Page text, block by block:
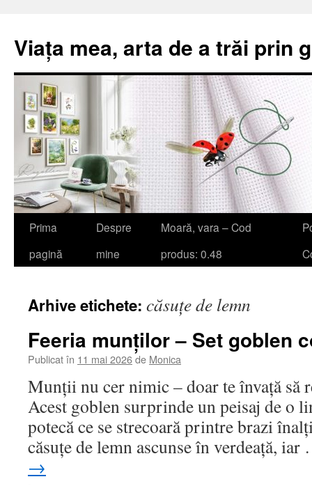
Viața mea, arta de a trăi prin
Sari
Prima
pagină
Despre
mine
Moară, vara – Cod
produs: 0.48
Arhive etichete: căsuțe de lemn
Feeria munților – Set goblen
Publicat în 11 mai 2026de Monica
Munții nu cer nimic – doar te învață să
Acest goblen surprinde un peisaj de o
potecă ce se strecoară printre brazi
căsuțe de lemn ascunse în verdeață,
→